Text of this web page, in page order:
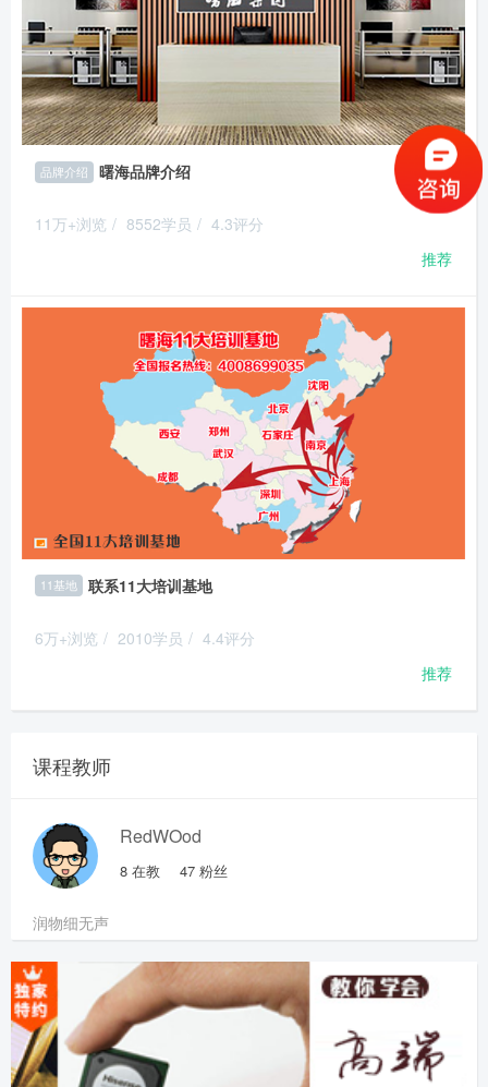
品牌介绍 曙海品牌介绍
11万+浏览 / 8552学员 / 4.3评分
推荐
11基地 联系11大培训基地
6万+浏览 / 2010学员 / 4.4评分
推荐
课程教师
RedWOod
8 在教 47 粉丝
润物细无声